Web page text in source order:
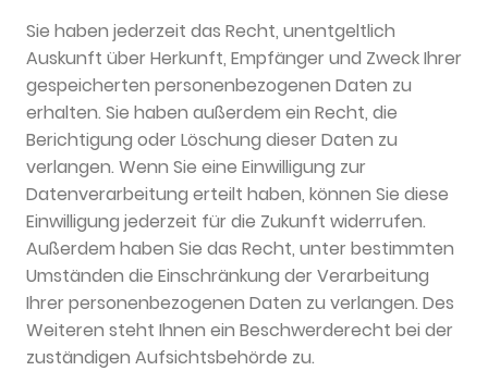
Sie haben jederzeit das Recht, unentgeltlich
Auskunft über Herkunft, Empfänger und Zweck Ihrer
gespeicherten personenbezogenen Daten zu
erhalten. Sie haben außerdem ein Recht, die
Berichtigung oder Löschung dieser Daten zu
verlangen. Wenn Sie eine Einwilligung zur
Datenverarbeitung erteilt haben, können Sie diese
Einwilligung jederzeit für die Zukunft widerrufen.
Außerdem haben Sie das Recht, unter bestimmten
Umständen die Einschränkung der Verarbeitung
Ihrer personenbezogenen Daten zu verlangen. Des
Weiteren steht Ihnen ein Beschwerderecht bei der
zuständigen Aufsichtsbehörde zu.